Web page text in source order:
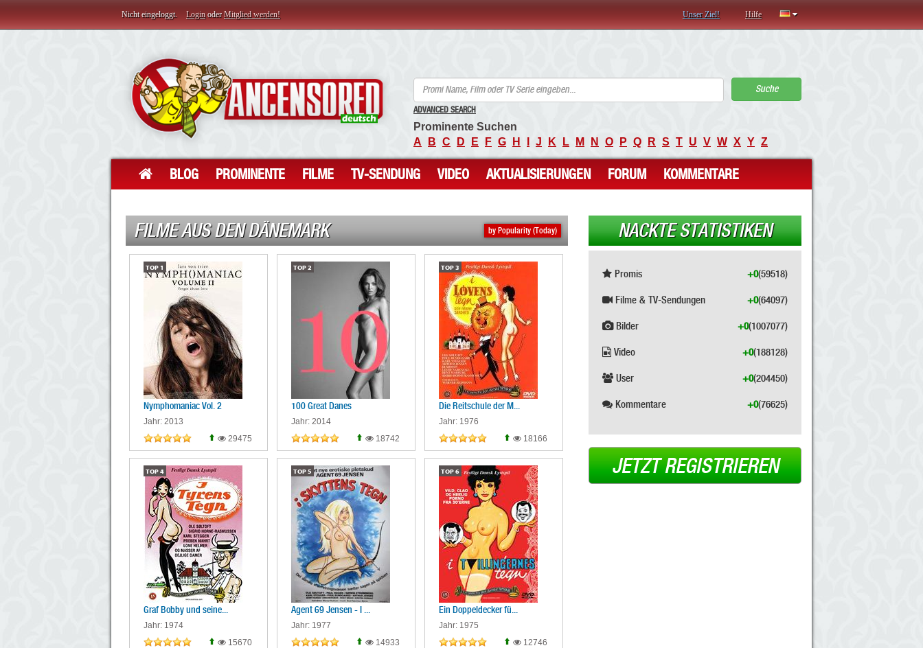
Nicht eingeloggt. Login oderMitglied werden! Unser Ziel! Hilfe
Suche
ADVANCED SEARCH
Prominente Suchen
A
B C D E F G H J K L M N O P Q R S T U V W X Y Z
BLOG PROMINENTE FILME TV-SENDUNG VIDEO AKTUALISIERUNGEN FORUM KOMMENTARE
by Popularity (Today)
FILME AUS DEN DÄNEMARK
TOP 1
Nymphomaniac Vol. 2
Jahr: 2013
29475
TOP 2
100 Great Danes
Jahr: 2014
18742
TOP 3
Die Reitschule der M...
Jahr: 1976
18166
TOP 4
Graf Bobby und seine...
Jahr: 1974
15670
TOP 5
Agent 69 Jensen - I ...
Jahr: 1977
14933
TOP 6
Ein Doppeldecker fü...
Jahr: 1975
12746
NACKTE STATISTIKEN
Promis (59518)
+0
Filme & TV-Sendungen (64097)
+0
Bilder (1007077)
+0
Video (188128)
+0
User (204450)
+0
Kommentare (76625)
+0
JETZT REGISTRIEREN